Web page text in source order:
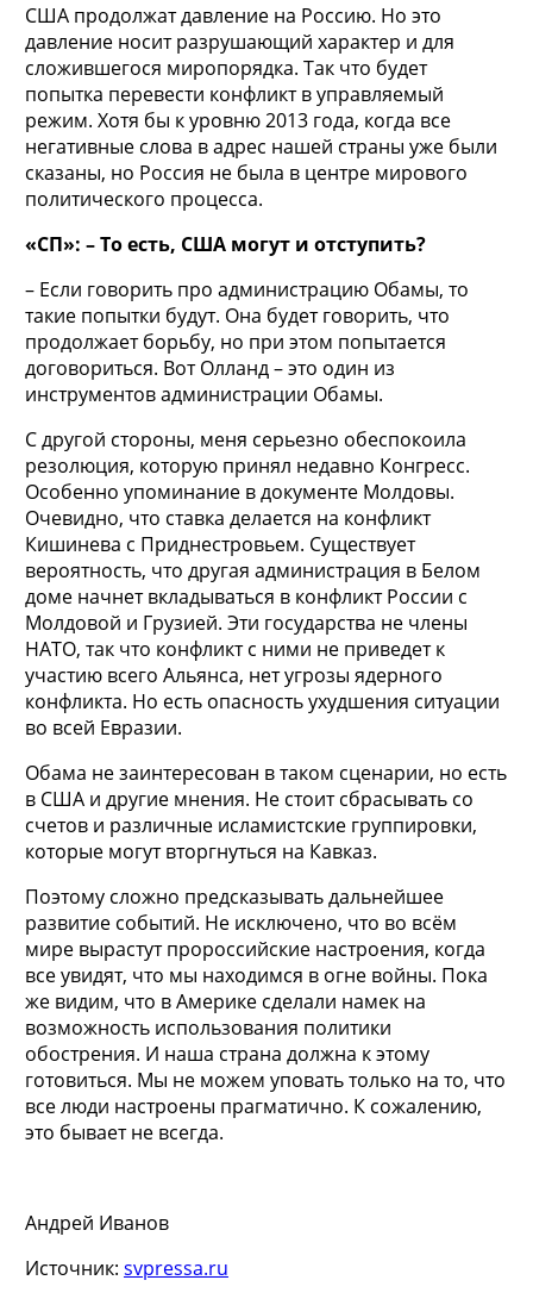
США продолжат давление на Россию. Но это
давление носит разрушающий характер и для
сложившегося миропорядка. Так что будет
попытка перевести конфликт в управляемый
режим. Хотя бы к уровню 2013 года, когда все
негативные слова в адрес нашей страны уже были
сказаны, но Россия не была в центре мирового
политического процесса.
«СП»: – То есть, США могут и отступить?
– Если говорить про администрацию Обамы, то
такие попытки будут. Она будет говорить, что
продолжает борьбу, но при этом попытается
договориться. Вот Олланд – это один из
инструментов администрации Обамы.
С другой стороны, меня серьезно обеспокоила
резолюция, которую принял недавно Конгресс.
Особенно упоминание в документе Молдовы.
Очевидно, что ставка делается на конфликт
Кишинева с Приднестровьем. Существует
вероятность, что другая администрация в Белом
доме начнет вкладываться в конфликт России с
Молдовой и Грузией. Эти государства не члены
НАТО, так что конфликт с ними не приведет к
участию всего Альянса, нет угрозы ядерного
конфликта. Но есть опасность ухудшения ситуации
во всей Евразии.
Обама не заинтересован в таком сценарии, но есть
в США и другие мнения. Не стоит сбрасывать со
счетов и различные исламистские группировки,
которые могут вторгнуться на Кавказ.
Поэтому сложно предсказывать дальнейшее
развитие событий. Не исключено, что во всём
мире вырастут пророссийские настроения, когда
все увидят, что мы находимся в огне войны. Пока
же видим, что в Америке сделали намек на
возможность использования политики
обострения. И наша страна должна к этому
готовиться. Мы не можем уповать только на то, что
все люди настроены прагматично. К сожалению,
это бывает не всегда.
Андрей Иванов
Источник: svpressa.ru